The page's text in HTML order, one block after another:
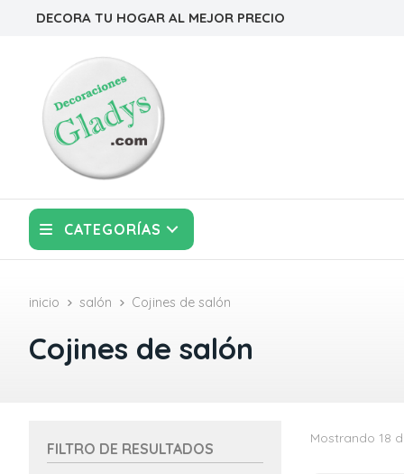
DECORA TU HOGAR AL MEJOR PRECIO
CATEGORÍAS
inicio salón Cojines de salón
Cojines de salón
Mostrando 18
FILTRO DE RESULTADOS